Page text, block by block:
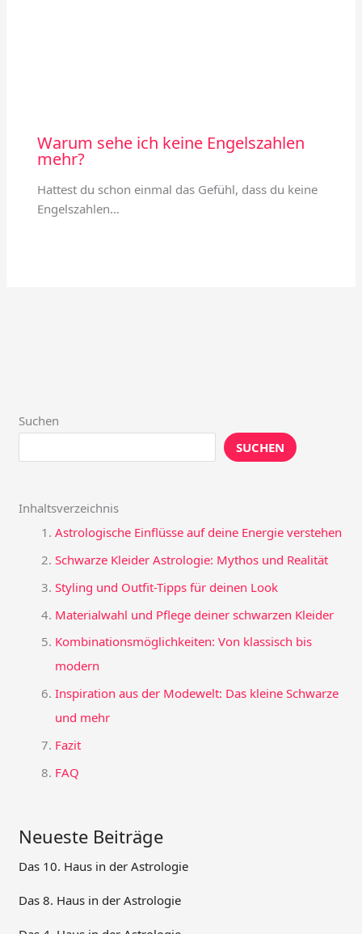
Warum sehe ich keine Engelszahlen
mehr?
Hattest du schon einmal das Gefühl, dass du keine
Engelszahlen…
Suchen
SUCHEN
Inhaltsverzeichnis
Astrologische Einflüsse auf deine Energie verstehen
Schwarze Kleider Astrologie: Mythos und Realität
Styling und Outfit-Tipps für deinen Look
Materialwahl und Pflege deiner schwarzen Kleider
Kombinationsmöglichkeiten: Von klassisch bis
modern
Inspiration aus der Modewelt: Das kleine Schwarze
und mehr
Fazit
FAQ
Neueste Beiträge
Das 10. Haus in der Astrologie
Das 8. Haus in der Astrologie